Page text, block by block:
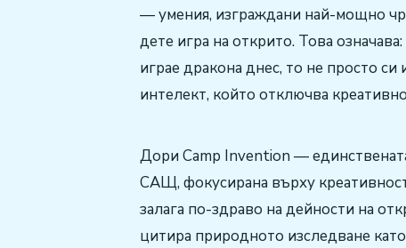
— умения, изграждани най-мощно
дете игра на открито. Това
играе дракона днес, то не просто
интелект, който отключва
Дори Camp Invention —
САЩ, фокусирана върху
залага по-здраво на дейности на
цитира природното изследване